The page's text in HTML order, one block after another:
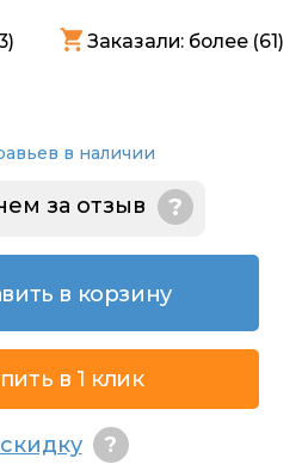
) Заказали: более (61)
в наличии
за отзыв ?
в корзину
в 1 клик
?